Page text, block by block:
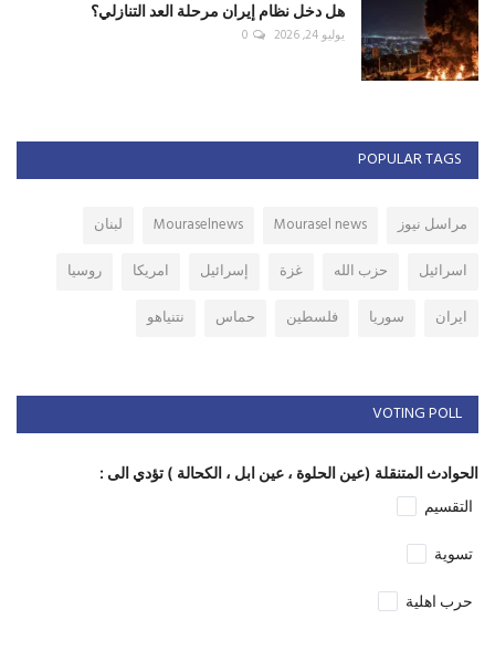
هل دخل نظام إيران مرحلة العد التنازلي؟
يوليو 24, 2026 0
POPULAR TAGS
مراسل نيوز Mourasel news
Mouraselnews
لبنان
اسرائيل
حزب الله غزة إسرائيل امريكا
روسيا
ايران
سوريا فلسطين حماس نتنياهو
VOTING POLL
الحوادث المتنقلة (عين الحلوة ، عين ابل ، الكحالة ) تؤدي الى :
التقسيم
تسوية
حرب اهلية